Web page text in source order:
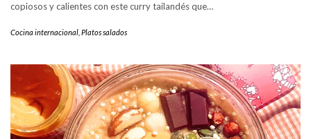
copiosos y calientes con este curry tailandés que…
Cocina internacional Platos salados